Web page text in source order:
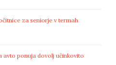
za seniorje v termah
avto ponuja dovolj učinkovito